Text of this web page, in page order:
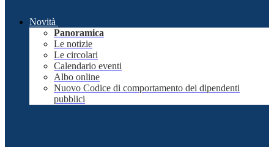
Novità
Panoramica
Le notizie
Le circolari
Calendario eventi
Albo online
Nuovo Codice di comportamento dei dipendenti
pubblici